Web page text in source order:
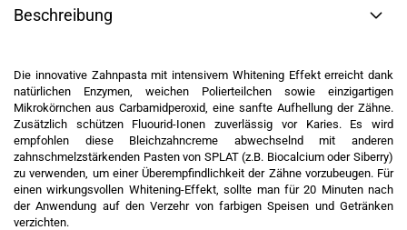
Beschreibung
Die innovative Zahnpasta mit intensivem Whitening Effekt erreicht dank
natürlichen Enzymen, weichen Polierteilchen sowie einzigartigen
Mikrokörnchen aus Carbamidperoxid, eine sanfte Aufhellung der Zähne.
Zusätzlich schützen Fluourid-Ionen zuverlässig vor Karies. Es wird
empfohlen diese Bleichzahncreme abwechselnd mit anderen
zahnschmelzstärkenden Pasten von SPLAT (z.B. Biocalcium oder Siberry)
zu verwenden, um einer Überempfindlichkeit der Zähne vorzubeugen. Für
einen wirkungsvollen Whitening-Effekt, sollte man für 20 Minuten nach
der Anwendung auf den Verzehr von farbigen Speisen und Getränken
verzichten.